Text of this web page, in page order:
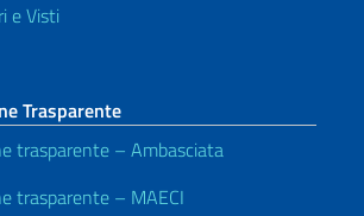
e Visti
Trasparente
trasparente – Ambasciata
trasparente – MAECI